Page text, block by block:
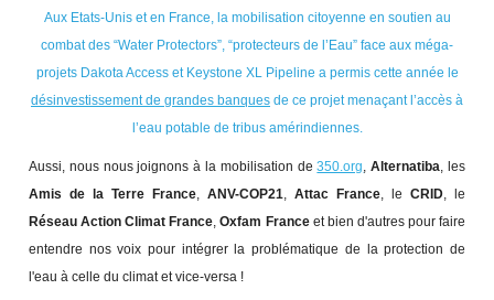
Aux Etats-Unis et en France, la mobilisation citoyenne en soutien au
combat des “Water Protectors”, “protecteurs de l’Eau” face aux méga-
projets Dakota Access et Keystone XL Pipeline a permis cette année le
désinvestissement de grandes banques de ce projet menaçant l’accès à
l’eau potable de tribus amérindiennes.
Aussi, nous nous joignons à la mobilisation de350.org,Alternatiba, les
Amis de la Terre France, ANV-COP21, Attac France, le CRID, le
Réseau Action Climat France,Oxfam Franceet bien d'autres pour faire
entendre nos voix pour intégrer la problématique de la protection de
l'eau à celle du climat et vice-versa !